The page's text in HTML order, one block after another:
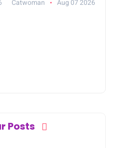
Catwoman Aug 07 2026
Posts